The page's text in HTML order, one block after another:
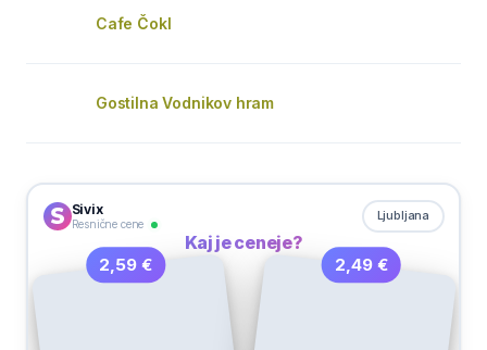
Cafe Čokl
Gostilna Vodnikov hram
Sivix
Resnične cene
Ljubljana
Kaj je ceneje?
2,59 € 2,49 €